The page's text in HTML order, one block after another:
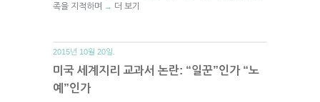
족을 지적하며 → 더 보기
2015년 10월 20일.
미국 세계지리 교과서 논란: “일꾼”인가 “노
예”인가